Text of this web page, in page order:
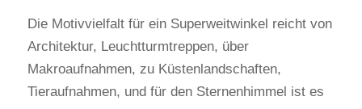
Die Motivvielfalt für ein Superweitwinkel reicht von
Architektur, Leuchtturmtreppen, über
Makroaufnahmen, zu Küstenlandschaften,
Tieraufnahmen, und für den Sternenhimmel ist es